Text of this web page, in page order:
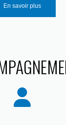
En savoir plus